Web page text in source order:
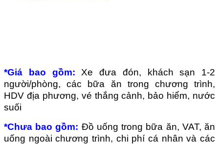
*Giá bao gồm:
Xe đưa đón, khách sạn 1-2
người/phòng, các bữa ăn trong chương trình,
HDV địa phương, vé thắng cảnh, bảo hiểm, nước
suối
*Chưa bao gồm: Đồ uống trong bữa ăn, VAT, ăn
uống ngoài chương trình, chi phí cá nhân và các